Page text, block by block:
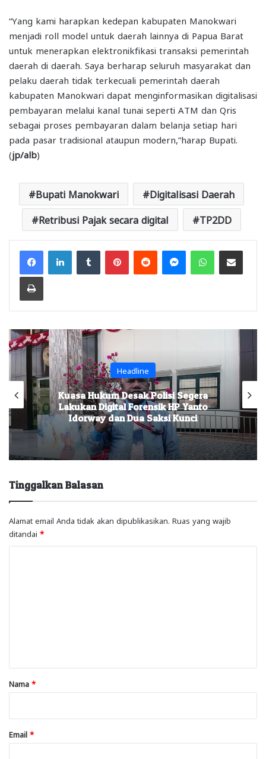
“Yang kami harapkan kedepan kabupaten Manokwari
menjadi roll model untuk daerah lainnya di Papua Barat
untuk menerapkan elektronikfikasi transaksi pemerintah
daerah di daerah. Saya berharap seluruh masyarakat dan
pelaku daerah tidak terkecuali pemerintah daerah
kabupaten Manokwari dapat menginformasikan digitalisasi
pembayaran melalui kanal tunai seperti ATM dan Qris
sebagai proses pembayaran dalam belanja setiap hari
pada pasar tradisional ataupun modern,”harap Bupati.
(jp/alb)
Bupati Manokwari Digitalisasi Daerah
Retribusi Pajak secara digital TP2DD
FacebookLinkedInTumblr PinterestReddit MessengerWhatsAppShare via Email
Print
Headline
Kuasa Hukum Desak Polisi Segera
Lakukan Digital Forensik HP Yanto
Idorway dan Dua Saksi Kunci
Tinggalkan Balasan
Alamat email Anda tidak akan dipublikasikan. Ruas yang wajib
ditandai *
rNama *
Email *